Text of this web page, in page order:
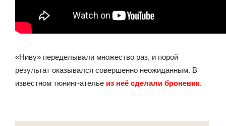
«Ниву» переделывали множество раз, и порой
результат оказывался совершенно неожиданным. В
известном тюнинг-ателье из неё сделали броневик.